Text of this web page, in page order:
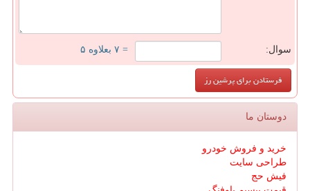
سوال: = ۷ بعلاوه ۵
دوستان ما
خرید و فروش خودرو
طراحی سایت
فیش حج